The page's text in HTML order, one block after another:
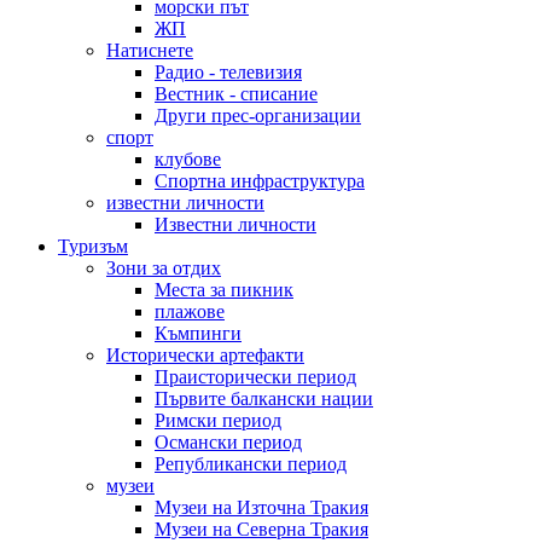
морски път
ЖП
Натиснете
Радио - телевизия
Вестник - списание
Други прес-организации
спорт
клубове
Спортна инфраструктура
известни личности
Известни личности
Туризъм
Зони за отдих
Места за пикник
плажове
Къмпинги
Исторически артефакти
Праисторически период
Първите балкански нации
Римски период
Османски период
Републикански период
музеи
Музеи на Източна Тракия
Музеи на Северна Тракия